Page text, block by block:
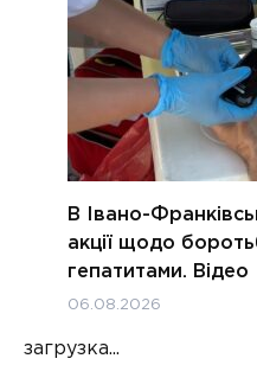
В Івано-
акції щодо
гепатитами. Відео
06.08.2026
загрузка...